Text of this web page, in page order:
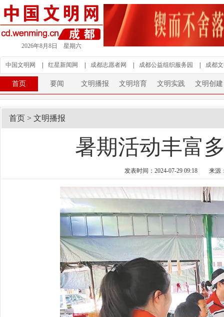
2026年8月8日 星期六
中国文明网 红星新闻网 成都志愿者网 成都公益组织服务园 成都
首页 要闻 文明播报 文明培育 文明实践 文明创建
首页 > 文明播报
暑期活动丰富
发表时间：2024-07-29 09:18 来源